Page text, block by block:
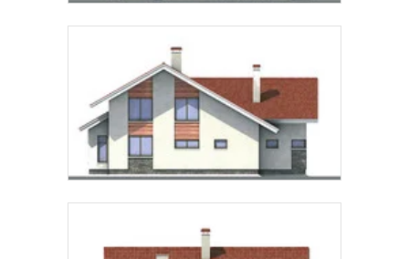
Telegram MAX
согласие на обработку персональных данных
подтверждаю, что ознакомлен(а) с политикой
обработки персональных данных
Рассчитать стоимость